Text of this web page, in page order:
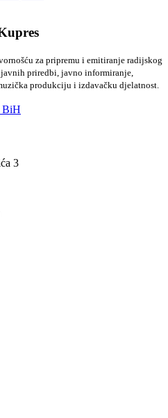
za pripremu i emitiranje radijskog
priredbi, javno informiranje,
produkciju i izdavačku djelatnost.
BiH
3